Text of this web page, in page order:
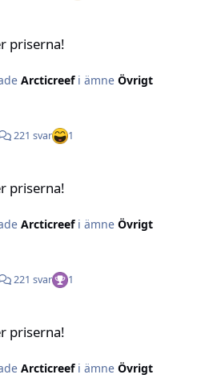
priserna!
Arcticreefi ämne Övrigt
221 svar 1
priserna!
Arcticreefi ämne Övrigt
221 svar 1
priserna!
Arcticreefi ämne Övrigt